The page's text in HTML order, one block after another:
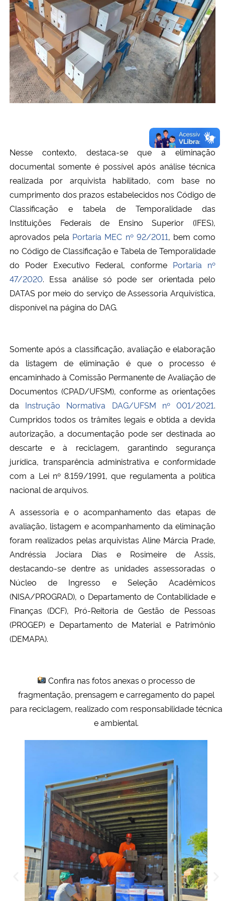
Nesse contexto, destaca-se que a eliminação
documental somente é possível após análise técnica
realizada por arquivista habilitado, com base no
cumprimento dos prazos estabelecidos nos Código de
Classificação e tabela de Temporalidade das
Instituições Federais de Ensino Superior (IFES),
aprovados pela Portaria MEC nº 92/2011, bem como
no Código de Classificação e Tabela de Temporalidade
do Poder Executivo Federal, conforme Portaria nº
47/2020. Essa análise só pode ser orientada pelo
DATAS por meio do serviço de Assessoria Arquivística,
disponível na página do DAG.
Somente após a classificação, avaliação e elaboração
da listagem de eliminação é que o processo é
encaminhado à Comissão Permanente de Avaliação de
Documentos (CPAD/UFSM), conforme as orientações
da Instrução Normativa DAG/UFSM nº 001/2021.
Cumpridos todos os trâmites legais e obtida a devida
autorização, a documentação pode ser destinada ao
descarte e à reciclagem, garantindo segurança
jurídica, transparência administrativa e conformidade
com a Lei nº 8.159/1991, que regulamenta a política
nacional de arquivos.
A assessoria e o acompanhamento das etapas de
avaliação, listagem e acompanhamento da eliminação
foram realizados pelas arquivistas Aline Márcia Prade,
Andréssia Jociara Dias e Rosimeire de Assis,
destacando-se dentre as unidades assessoradas o
Núcleo de Ingresso e Seleção Acadêmicos
(NISA/PROGRAD), o Departamento de Contabilidade e
Finanças (DCF), Pró-Reitoria de Gestão de Pessoas
(PROGEP) e Departamento de Material e Patrimônio
(DEMAPA).
Confira nas fotos anexas o processo de
fragmentação, prensagem e carregamento do papel
para reciclagem, realizado com responsabilidade técnica
e ambiental.